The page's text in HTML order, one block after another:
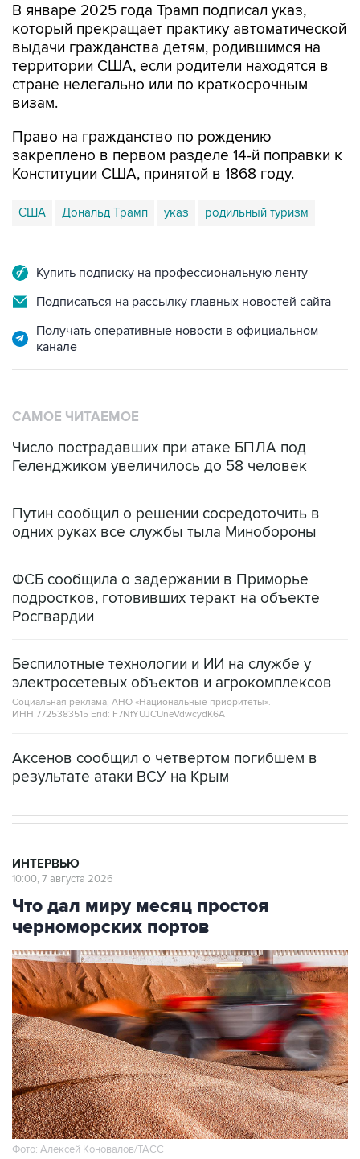
В январе 2025 года Трамп подписал указ,
который прекращает практику автоматической
выдачи гражданства детям, родившимся на
территории США, если родители находятся в
стране нелегально или по краткосрочным
визам.
Право на гражданство по рождению
закреплено в первом разделе 14-й поправки к
Конституции США, принятой в 1868 году.
США Дональд Трамп указ родильный туризм
Купить подписку на профессиональную ленту
Подписаться на рассылку главных новостей сайта
Получать оперативные новости в официальном
канале
САМОЕ ЧИТАЕМОЕ
Число пострадавших при атаке БПЛА под
Геленджиком увеличилось до 58 человек
Путин сообщил о решении сосредоточить в
одних руках все службы тыла Минобороны
ФСБ сообщила о задержании в Приморье
подростков, готовивших теракт на объекте
Росгвардии
Беспилотные технологии и ИИ на службе у
электросетевых объектов и агрокомплексов
Социальная реклама, АНО «Национальные приоритеты».
ИНН 7725383515 Erid: F7NfYUJCUneVdwcydK6A
Аксенов сообщил о четвертом погибшем в
результате атаки ВСУ на Крым
ИНТЕРВЬЮ
10:00, 7 августа 2026
Что дал миру месяц простоя
черноморских портов
Фото: Алексей Коновалов/ТАСС